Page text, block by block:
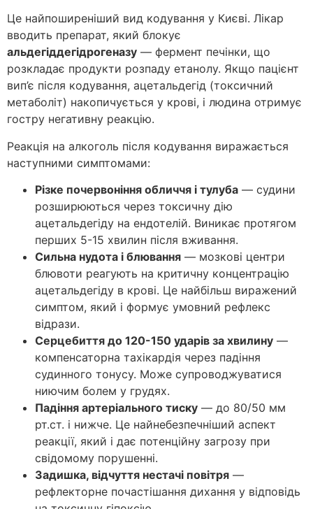
Це найпоширеніший вид кодування у Києві. Лікар
вводить препарат, який блокує
альдегіддегідрогеназу — фермент печінки, що
розкладає продукти розпаду етанолу. Якщо пацієнт
вип’є після кодування, ацетальдегід (токсичний
метаболіт) накопичується у крові, і людина отримує
гостру негативну реакцію.
Реакція на алкоголь після кодування виражається
наступними симптомами:
Різке почервоніння обличчя і тулуба — судини
розширюються через токсичну дію
ацетальдегіду на ендотелій. Виникає протягом
перших 5-15 хвилин після вживання.
Сильна нудота і блювання — мозкові центри
блювоти реагують на критичну концентрацію
ацетальдегіду в крові. Це найбільш виражений
симптом, який і формує умовний рефлекс
відрази.
Серцебиття до 120-150 ударів за хвилину —
компенсаторна тахікардія через падіння
судинного тонусу. Може супроводжуватися
ниючим болем у грудях.
Падіння артеріального тиску — до 80/50 мм
рт.ст. і нижче. Це найнебезпечніший аспект
реакції, який і дає потенційну загрозу при
свідомому порушенні.
Задишка, відчуття нестачі повітря —
рефлекторне почастішання дихання у відповідь